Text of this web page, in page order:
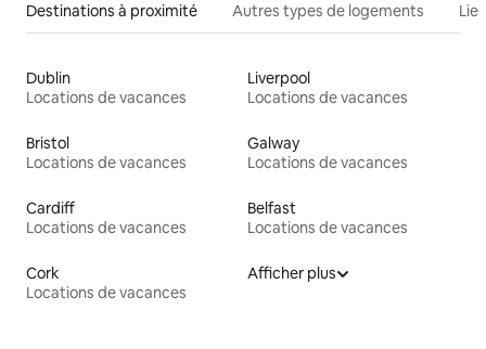
Destinations à proximité Autres types de logements
Dublin
Locations de vacances
Liverpool
Locations de vacances
Bristol
Locations de vacances
Galway
Locations de vacances
Cardiff
Locations de vacances
Belfast
Locations de vacances
Cork
Locations de vacances
Afficher plus